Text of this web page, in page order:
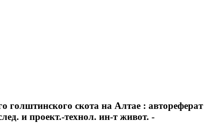
голштинского скота на Алтае : автореферат
и проект.-технол. ин-т живот. -